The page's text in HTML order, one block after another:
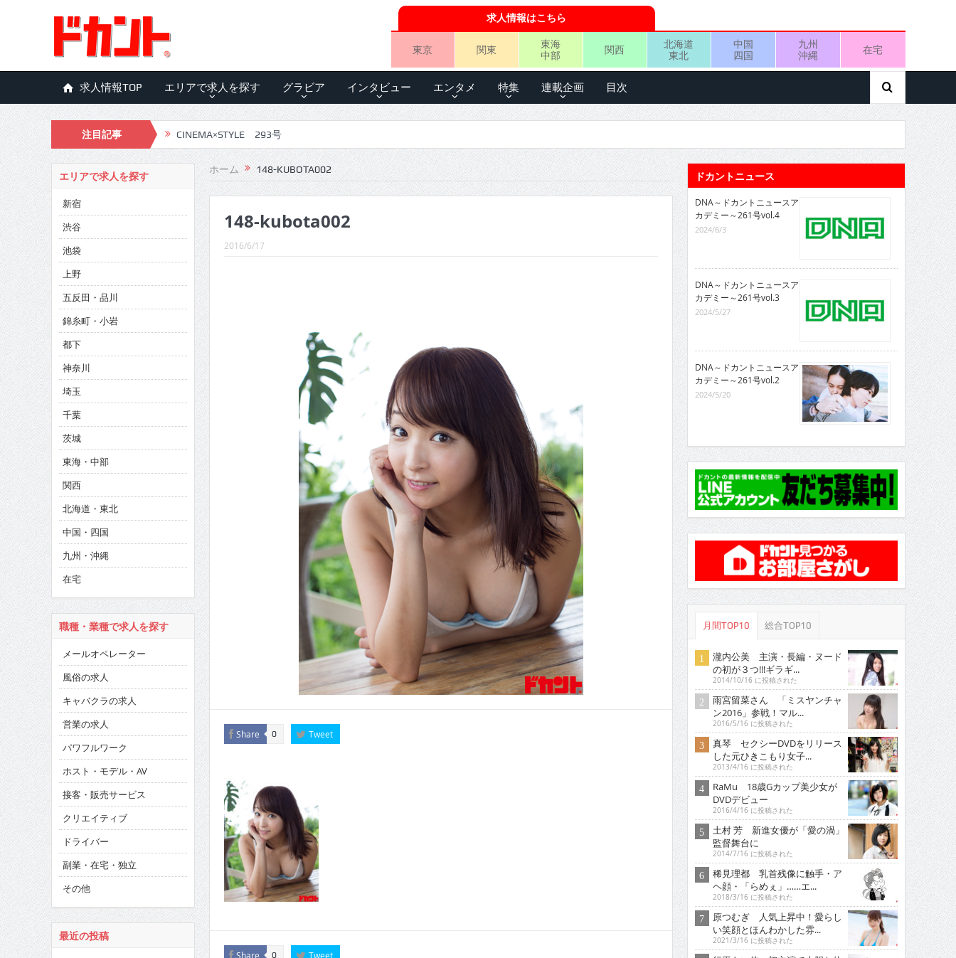
求人情報はこちら
東京 関東
東海
中部
関西
北海道
東北
中国
四国
九州
沖縄
在宅
求人情報TOP エリアで求人を探す グラビア インタビュー エンタメ 特集 連載企画 目次
注目記事
CINEMA×STYLE 293号
CINEMA×STYLE 292号
CINEMA×STYLE 291号
CINEMA×STYLE 290号
CINEMA×STYLE 289号
CINEMA×STYLE 288号
CINEMA×STYLE 287号
CINEMA×STYLE 285号
ホーム 148-KUBOTA002
148-kubota002
2016/6/17
Share 0 Tweet
Share 0 Tweet
エリアで求人を探す
新宿
渋谷
池袋
上野
五反田・品川
錦糸町・小岩
都下
神奈川
埼玉
千葉
茨城
東海・中部
関西
北海道・東北
中国・四国
九州・沖縄
在宅
職種・業種で求人を探す
メールオペレーター
風俗の求人
キャバクラの求人
営業の求人
パワフルワーク
ホスト・モデル・AV
接客・販売サービス
クリエイティブ
ドライバー
副業・在宅・独立
その他
最近の投稿
ドカントニュース
DNA～ドカントニュースア
カデミー～261号vol.4
2024/6/3
DNA～ドカントニュースア
カデミー～261号vol.3
2024/5/27
DNA～ドカントニュースア
カデミー～261号vol.2
2024/5/20
月間TOP10 総合TOP10
瀧内公美 主演・長編・ヌード
の初が３つ!!!ギラギ...
2014/10/16 に投稿された
雨宮留菜さん 「ミスヤンチャ
ン2016」参戦！マル...
2016/5/16 に投稿された
真琴 セクシーDVDをリリース
した元ひきこもり女子...
2013/4/16 に投稿された
RaMu 18歳Gカップ美少女が
DVDデビュー
2016/4/16 に投稿された
土村 芳 新進女優が「愛の渦」
監督舞台に
2014/7/16 に投稿された
稀見理都 乳首残像に触手・ア
ヘ顔・「らめぇ」……エ...
2018/3/16 に投稿された
原つむぎ 人気上昇中！愛らし
い笑顔とほんわかした雰...
2021/3/16 に投稿された